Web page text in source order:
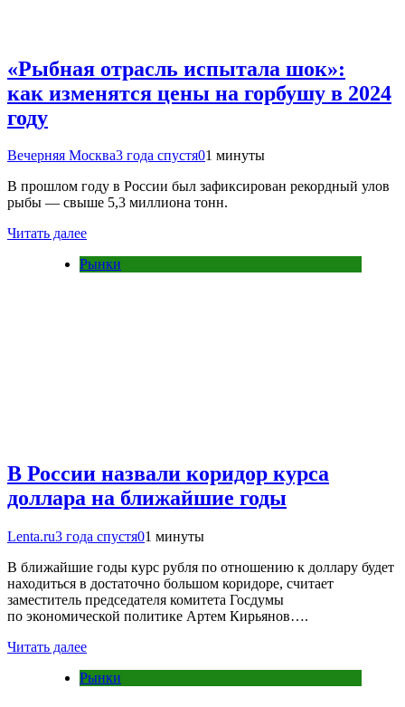
«Рыбная отрасль испытала шок»:
как изменятся цены на горбушу в 2024
году
Вечерняя Москва3 года спустя01 минуты
В прошлом году в России был зафиксирован рекордный улов
рыбы — свыше 5,3 миллиона тонн.
Читать далее
Рынки
В России назвали коридор курса
доллара на ближайшие годы
Lenta.ru3 года спустя01 минуты
В ближайшие годы курс рубля по отношению к доллару будет
находиться в достаточно большом коридоре, считает
заместитель председателя комитета Госдумы
по экономической политике Артем Кирьянов….
Читать далее
Рынки